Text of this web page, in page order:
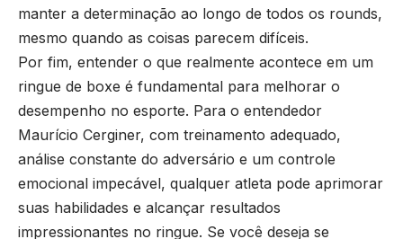
manter a determinação ao longo de todos os rounds,
mesmo quando as coisas parecem difíceis.
Por fim, entender o que realmente acontece em um
ringue de boxe é fundamental para melhorar o
desempenho no esporte. Para o entendedor
Maurício Cerginer, com treinamento adequado,
análise constante do adversário e um controle
emocional impecável, qualquer atleta pode aprimorar
suas habilidades e alcançar resultados
impressionantes no ringue. Se você deseja se